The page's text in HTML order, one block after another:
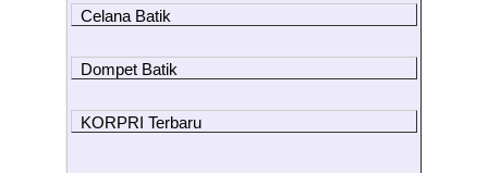
Celana Batik
Dompet Batik
KORPRI Terbaru